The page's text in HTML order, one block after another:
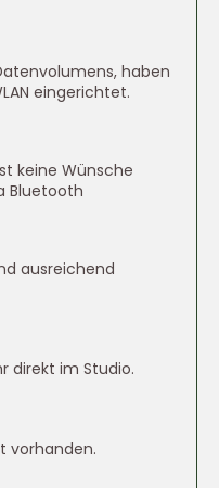
haben
eingerichtet.
keine Wünsche
Bluetooth
ausreichend
direkt im Studio.
vorhanden.